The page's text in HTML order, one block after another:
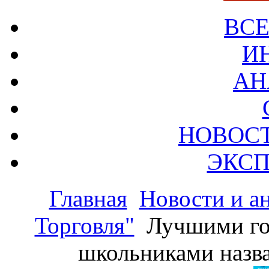
Главная Новости и
Торговля" Лучшими
школьниками